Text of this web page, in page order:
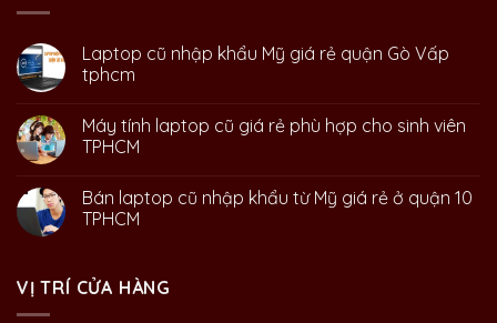
Laptop cũ nhập khẩu Mỹ giá rẻ quận Gò Vấp
tphcm
Máy tính laptop cũ giá rẻ phù hợp cho sinh viên
TPHCM
Bán laptop cũ nhập khẩu từ Mỹ giá rẻ ở quận 10
TPHCM
VỊ TRÍ CỬA HÀNG